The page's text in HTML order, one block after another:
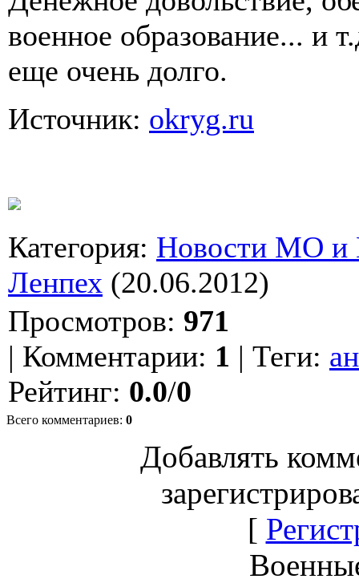
военное образование... и
еще очень долго.
Источник: okryg.ru
Категория: Новости МО
Ленпех (20.06.2012)
Просмотров: 971
| Комментарии: 1 | Теги:
Рейтинг: 0.0/0
Всего комментариев: 0
Добавлять
[